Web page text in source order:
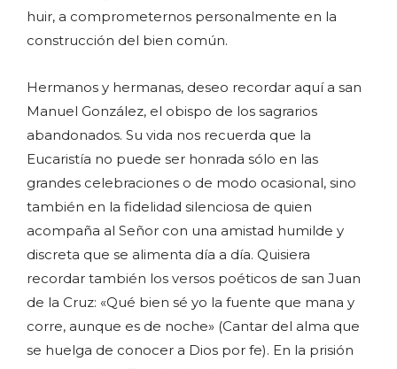
huir, a comprometernos personalmente en la
construcción del bien común.
Hermanos y hermanas, deseo recordar aquí a san
Manuel González, el obispo de los sagrarios
abandonados. Su vida nos recuerda que la
Eucaristía no puede ser honrada sólo en las
grandes celebraciones o de modo ocasional, sino
también en la fidelidad silenciosa de quien
acompaña al Señor con una amistad humilde y
discreta que se alimenta día a día. Quisiera
recordar también los versos poéticos de san Juan
de la Cruz: «Qué bien sé yo la fuente que mana y
corre, aunque es de noche» (Cantar del alma que
se huelga de conocer a Dios por fe). En la prisión